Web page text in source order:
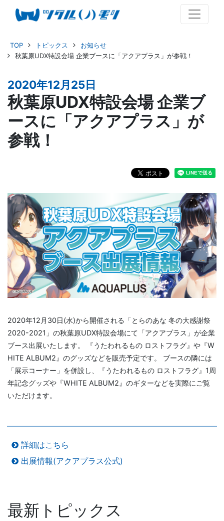
TOP トピックス
お知らせ
秋葉原UDX特設会場 企業ブースに「アクアプラス」が参戦！
2020年12月25日
秋葉原UDX特設会場 企業ブ
ースに「アクアプラス」が
参戦！
2020年12月30日(水)から開催される「とらのあな 冬の大感謝祭
2020-2021」の秋葉原UDX特設会場にて「アクアプラス」が企業
ブース出展いたします。 『うたわれるもの ロストフラグ』や『W
HITE ALBUM2』のグッズなどを販売予定です。 ブースの隣には
「展示コーナー」を併設し、『うたわれるもの ロストフラグ』1周
年記念グッズや『WHITE ALBUM2』のギターなどを実際にご覧
いただけます。
詳細はこちら
出展情報(アクアプラス公式)
最新トピックス